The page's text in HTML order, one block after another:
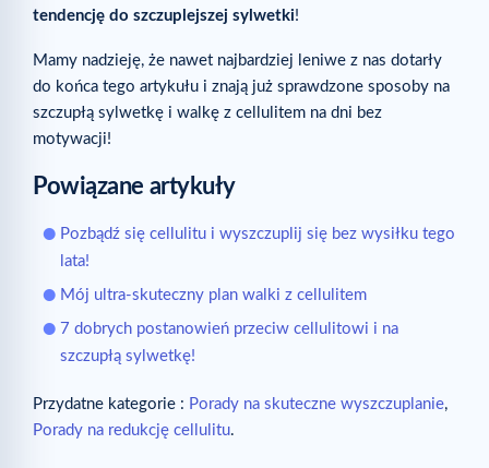
tendencję do szczuplejszej sylwetki!
Mamy nadzieję, że nawet najbardziej leniwe z nas dotarły
do końca tego artykułu i znają już sprawdzone sposoby na
szczupłą sylwetkę i walkę z cellulitem na dni bez
motywacji!
Powiązane artykuły
Pozbądź się cellulitu i wyszczuplij się bez wysiłku tego
lata!
Mój ultra-skuteczny plan walki z cellulitem
7 dobrych postanowień przeciw cellulitowi i na
szczupłą sylwetkę!
Przydatne kategorie : Porady na skuteczne wyszczuplanie,
Porady na redukcję cellulitu.